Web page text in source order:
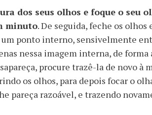
dos seus olhos e foque o seu
minuto. De seguida, feche os
um ponto interno, sensivelmente
nessa imagem interna, de
procure trazê-la de novo à
os olhos, para depois focar o
pareça razoável, e trazendo